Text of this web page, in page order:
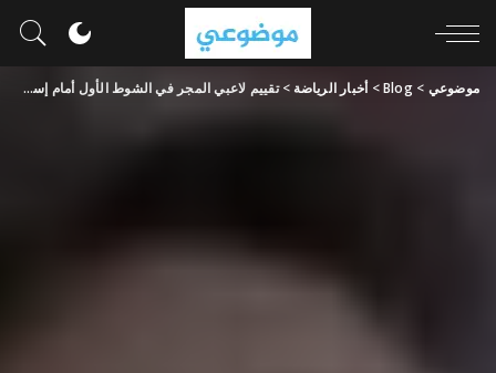
موضوعي >
Blog
> أخبار الرياضة >تقييم لاعبي المجر في الشوط الأول أمام إسكتلندا